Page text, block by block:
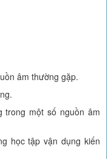
âm thường gặp.
một số nguồn âm
học tập vận dụng kiến